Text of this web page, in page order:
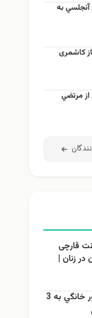
به
کاشمری
مرتضي
قارچی
در زنان |
و کاربردی
طرز تهيه خیار شور خانگي به 3